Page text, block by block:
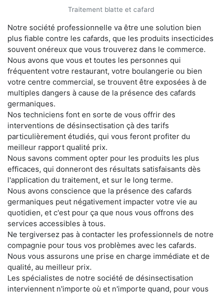
Traitement blatte et cafard
Notre société professionnelle va être une solution bien
plus fiable contre les cafards, que les produits insecticides
souvent onéreux que vous trouverez dans le commerce.
Nous avons que vous et toutes les personnes qui
fréquentent votre restaurant, votre boulangerie ou bien
votre centre commercial, se trouvent être exposées à de
multiples dangers à cause de la présence des cafards
germaniques.
Nos techniciens font en sorte de vous offrir des
interventions de désinsectisation çà des tarifs
particulièrement étudiés, qui vous feront profiter du
meilleur rapport qualité prix.
Nous savons comment opter pour les produits les plus
efficaces, qui donneront des résultats satisfaisants dès
l'application du traitement, et sur le long terme.
Nous avons conscience que la présence des cafards
germaniques peut négativement impacter votre vie au
quotidien, et c'est pour ça que nous vous offrons des
services accessibles à tous.
Ne tergiversez pas à contacter les professionnels de notre
compagnie pour tous vos problèmes avec les cafards.
Nous vous assurons une prise en charge immédiate et de
qualité, au meilleur prix.
Les spécialistes de notre société de désinsectisation
interviennent n'importe où et n'importe quand, pour vous